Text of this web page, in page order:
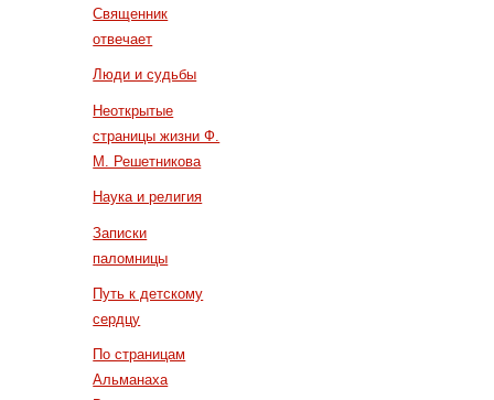
Священник
отвечает
Люди и судьбы
Неоткрытые
страницы жизни Ф.
М. Решетникова
Наука и религия
Записки
паломницы
Путь к детскому
сердцу
По страницам
Альманаха